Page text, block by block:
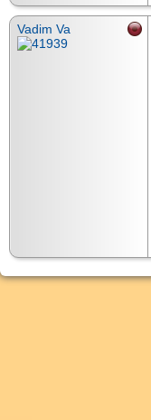
Vadim Va